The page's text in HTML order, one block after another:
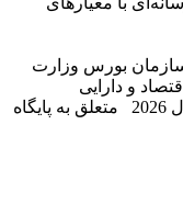
سازمان بورس وزارت
و دارایی
© تمامی حقوق مادی و معنوی سایت تا سال 2026 متعلق به پایگاه